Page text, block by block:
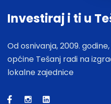
Investiraj i ti u
Od osnivanja, 2009.
općine Tešanj radi na
lokalne zajednice